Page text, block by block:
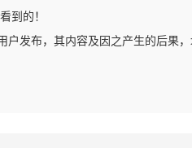
到的！
户发布，其内容及因之产生的后果